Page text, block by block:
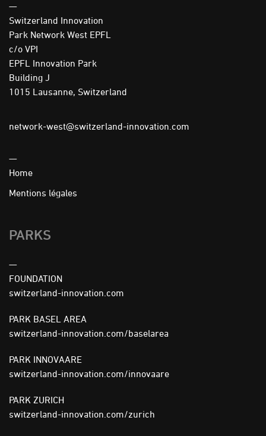
—
Switzerland Innovation
Park Network West EPFL
c/o VPI
EPFL Innovation Park
Building J
1015 Lausanne, Switzerland
network-west@switzerland-innovation.com
FOOTER
—
Home
Mentions légales
PARKS
—
FOUNDATION
switzerland-innovation.com
PARK BASEL AREA
switzerland-innovation.com/baselarea
PARK INNOVAARE
switzerland-innovation.com/innovaare
PARK ZURICH
switzerland-innovation.com/zurich